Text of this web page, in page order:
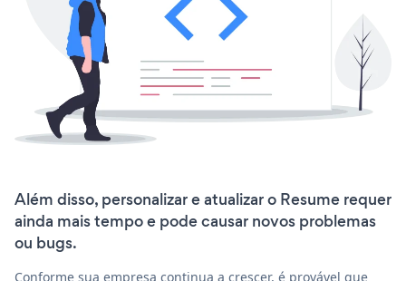
Além disso, personalizar e atualizar o Resume requer
ainda mais tempo e pode causar novos problemas
ou bugs.
Conforme sua empresa continua a crescer, é provável que